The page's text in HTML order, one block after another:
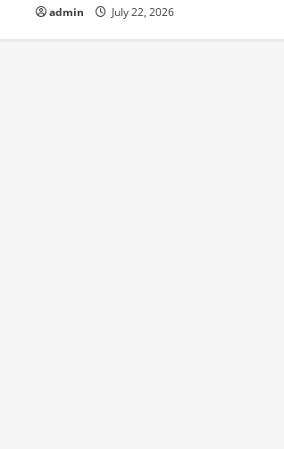
admin July 22, 2026